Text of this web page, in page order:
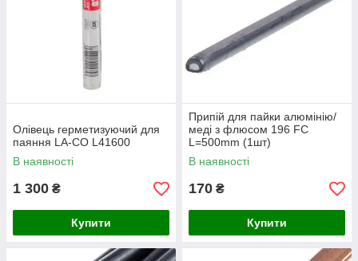
Олівець герметизуючий для
паяння LA-CO L41600
В наявності
1 300 ₴
Купити
Припій для пайки алюмінію/
меді з флюсом 196 FС
L=500mm (1шт)
В наявності
170 ₴
Купити